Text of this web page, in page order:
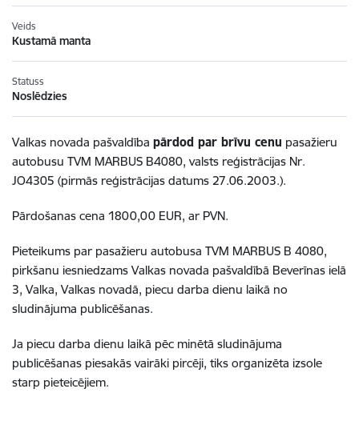
Veids
Kustamā manta
Statuss
Noslēdzies
Valkas novada pašvaldība pārdod par brīvu cenu pasažieru
autobusu TVM MARBUS B4080, valsts reģistrācijas Nr.
JO4305 (pirmās reģistrācijas datums 27.06.2003.).
Pārdošanas cena 1800,00 EUR, ar PVN.
Pieteikums par pasažieru autobusa TVM MARBUS B 4080,
pirkšanu iesniedzams Valkas novada pašvaldībā Beverīnas ielā
3, Valka, Valkas novadā, piecu darba dienu laikā no
sludinājuma publicēšanas.
Ja piecu darba dienu laikā pēc minētā sludinājuma
publicēšanas piesakās vairāki pircēji, tiks organizēta izsole
starp pieteicējiem.